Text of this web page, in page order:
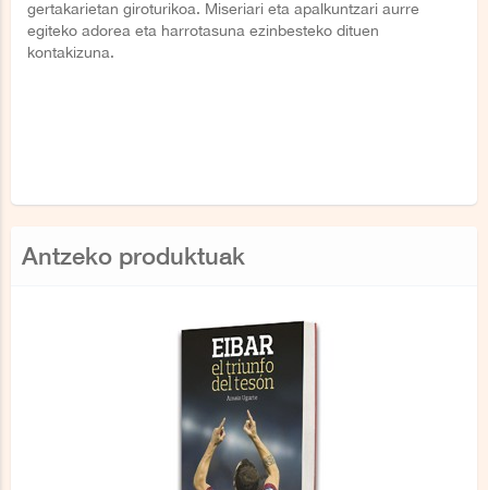
gertakarietan giroturikoa. Miseriari eta apalkuntzari aurre
egiteko adorea eta harrotasuna ezinbesteko dituen
kontakizuna.
Antzeko produktuak